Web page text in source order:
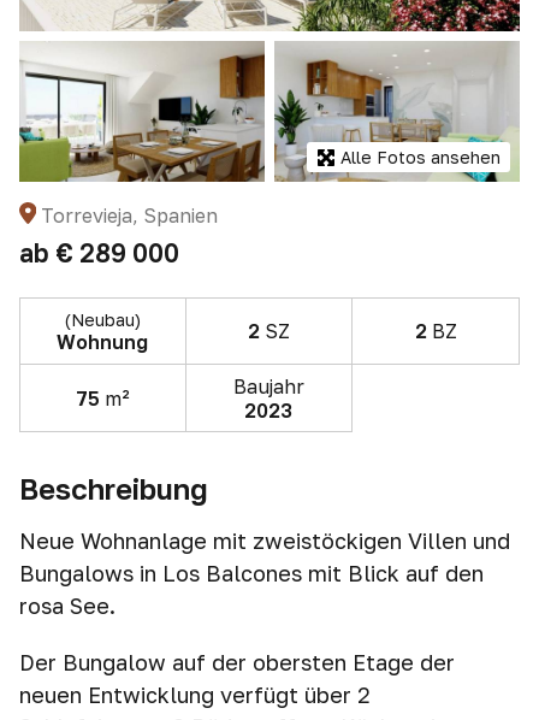
Alle Fotos ansehen
Torrevieja, Spanien
ab € 289 000
(Neubau)
Wohnung 2 SZ 2 BZ
75 m²
Baujahr
2023
Beschreibung
Neue Wohnanlage mit zweistöckigen Villen und
Bungalows in Los Balcones mit Blick auf den
rosa See.
Der Bungalow auf der obersten Etage der
neuen Entwicklung verfügt über 2